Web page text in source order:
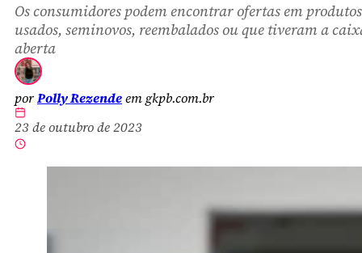
Os consumidores podem encontrar ofertas em produtos
usados, seminovos, reembalados ou que tiveram a
aberta
porPolly Rezendeem gkpb.com.br
23 de outubro de 2023